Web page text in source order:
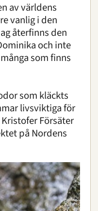
av världens
vanlig i den
återfinns den
och inte
som finns
som kläckts
livsviktiga för
Försäter
på Nordens